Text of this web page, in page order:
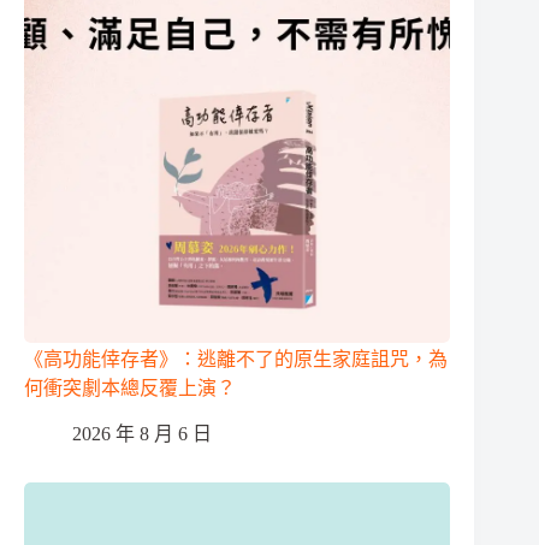
《高功能倖存者》：逃離不了的原生家庭詛咒，為
何衝突劇本總反覆上演？
2026 年 8 月 6 日